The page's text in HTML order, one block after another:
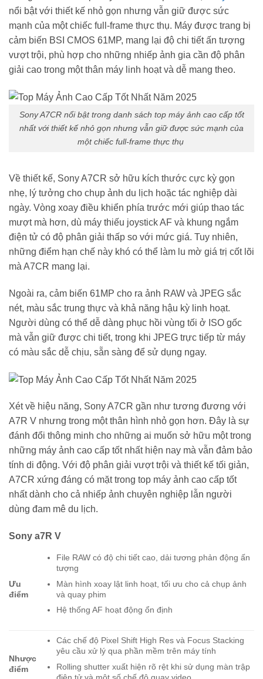
nổi bật với thiết kế nhỏ gọn nhưng vẫn giữ được sức
mạnh của một chiếc full-frame thực thụ. Máy được trang bị
cảm biến BSI CMOS 61MP, mang lại độ chi tiết ấn tượng
vượt trội, phù hợp cho những nhiếp ảnh gia cần độ phân
giải cao trong một thân máy linh hoạt và dễ mang theo.
Sony A7CR nổi bật trong danh sách top máy ảnh cao cấp tốt
nhất với thiết kế nhỏ gọn nhưng vẫn giữ được sức mạnh của
một chiếc full-frame thực thụ
Về thiết kế, Sony A7CR sở hữu kích thước cực kỳ gọn
nhẹ, lý tưởng cho chụp ảnh du lịch hoặc tác nghiệp dài
ngày. Vòng xoay điều khiển phía trước mới giúp thao tác
mượt mà hơn, dù máy thiếu joystick AF và khung ngắm
điện tử có độ phân giải thấp so với mức giá. Tuy nhiên,
những điểm hạn chế này khó có thể làm lu mờ giá trị cốt lõi
mà A7CR mang lại.
Ngoài ra, cảm biến 61MP cho ra ảnh RAW và JPEG sắc
nét, màu sắc trung thực và khả năng hậu kỳ linh hoạt.
Người dùng có thể dễ dàng phục hồi vùng tối ở ISO gốc
mà vẫn giữ được chi tiết, trong khi JPEG trực tiếp từ máy
có màu sắc dễ chịu, sẵn sàng để sử dụng ngay.
Xét về hiệu năng, Sony A7CR gần như tương đương với
A7R V nhưng trong một thân hình nhỏ gọn hơn. Đây là sự
đánh đổi thông minh cho những ai muốn sở hữu một trong
những máy ảnh cao cấp tốt nhất hiện nay mà vẫn đảm bảo
tính di động. Với độ phân giải vượt trội và thiết kế tối giản,
A7CR xứng đáng có mặt trong top máy ảnh cao cấp tốt
nhất dành cho cả nhiếp ảnh chuyên nghiệp lẫn người
dùng đam mê du lịch.
Sony a7R V
Ưu
điểm
File RAW có độ chi tiết cao, dải tương phản động ấn
tượng
Màn hình xoay lật linh hoạt, tối ưu cho cả chụp ảnh
và quay phim
Hệ thống AF hoạt động ổn định
Nhược
điểm
Các chế độ Pixel Shift High Res và Focus Stacking
yêu cầu xử lý qua phần mềm trên máy tính
Rolling shutter xuất hiện rõ rệt khi sử dụng màn trập
điện tử và một số chế độ quay video